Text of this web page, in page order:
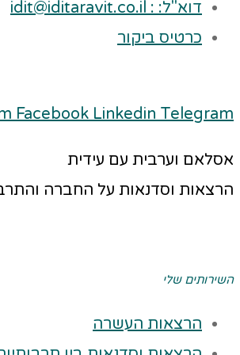
דוא"ל: : idit@iditaravit.co.il
כרטיס ביקור
Facebook Linkedin Telegram
אסלאם וערבית עם עידית
הרצאות וסדנאות על החברה
השירותים שלי
הרצאות העשרה